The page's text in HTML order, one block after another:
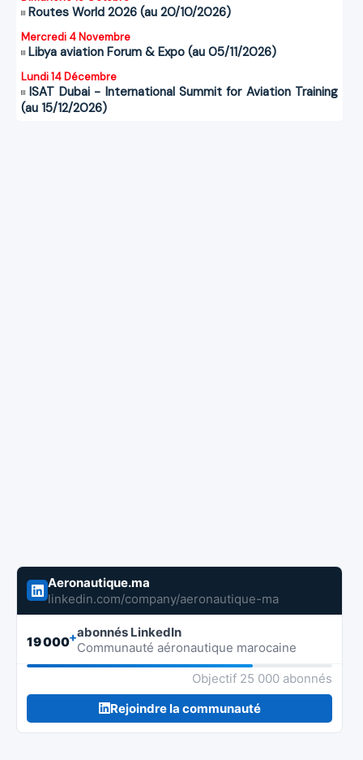
Routes World 2026 (au 20/10/2026)
Mercredi 4 Novembre
Libya aviation Forum & Expo (au 05/11/2026)
Lundi 14 Décembre
ISAT Dubai - International Summit for Aviation Training
(au 15/12/2026)
Aeronautique.ma
linkedin.com/company/aeronautique-ma
19 000+abonnés LinkedIn
Communauté aéronautique marocaine
Objectif 25 000 abonnés
Rejoindre la communauté